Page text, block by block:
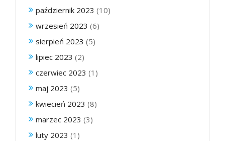
październik 2023 (10)
wrzesień 2023 (6)
sierpień 2023 (5)
lipiec 2023 (2)
czerwiec 2023 (1)
maj 2023 (5)
kwiecień 2023 (8)
marzec 2023 (3)
luty 2023 (1)